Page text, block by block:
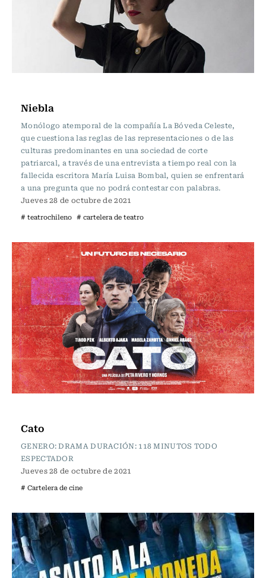
Niebla
Monólogo atemporal de la compañía La Bóveda Celeste,
que cuestiona las reglas de las representaciones o de las
culturas predominantes en una sociedad de corte
patriarcal, a través de una entrevista a tiempo real con la
fallecida escritora María Luisa Bombal, quien se enfrentará
a una pregunta que no podrá contestar con palabras.
Jueves 28 de octubre de 2021
# teatrochileno # cartelera de teatro
Cato
GENERO: DRAMA DURACIÓN: 118 MINUTOS TODO
ESPECTADOR
Jueves 28 de octubre de 2021
# Cartelera de cine